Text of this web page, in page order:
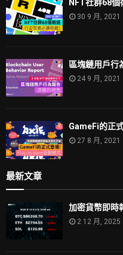
NFT社群68個
30 9 月, 2021
區塊鏈用戶行
24 9 月, 2021
GameFi的正
27 8 月, 2021
最新文章
加密貨幣即時
2 12 月, 2025